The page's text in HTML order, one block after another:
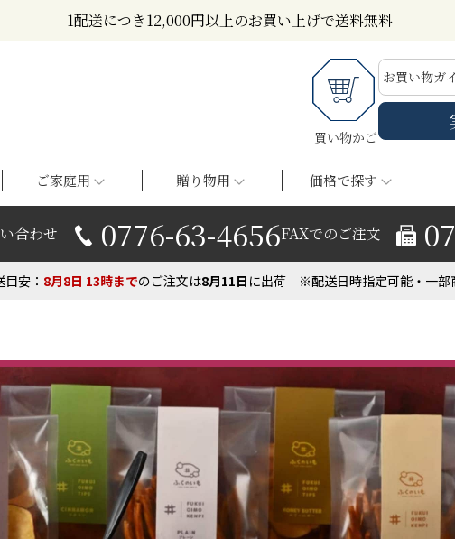
1配送につき12,000円以上のお買い上げで送料無料
買い物かご
お買い物ガ
ご家庭用 贈り物用 価格で探す
合わせ 0776-63-4656FAXでのご注文
安： 8月8日 13時までのご注文は8月11日 に出荷 ※配送日時指定可能・一部